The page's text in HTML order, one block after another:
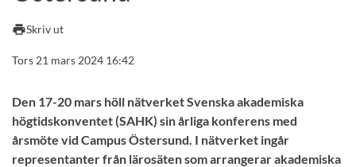
printSkriv ut
Tors 21 mars 2024 16:42
Den 17-20 mars höll nätverket Svenska akademiska
högtidskonventet (SAHK) sin årliga konferens med
årsmöte vid Campus Östersund. I nätverket ingår
representanter från lärosäten som arrangerar akademiska